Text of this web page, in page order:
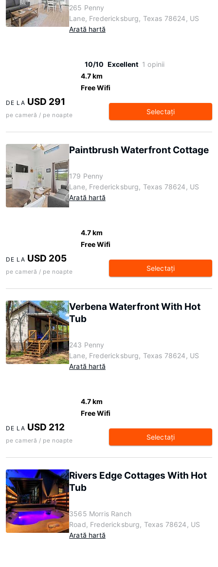
265 Penny
Lane, Fredericksburg, Texas 78624, US
Arată hartă
10/10 Excellent 1 opinii
4.7 km
Free Wifi
DE LA USD 291
pe cameră / pe noapte Selectaţi
Paintbrush Waterfront Cottage
179 Penny
Lane, Fredericksburg, Texas 78624, US
Arată hartă
4.7 km
Free Wifi
DE LA USD 205
pe cameră / pe noapte Selectaţi
Verbena Waterfront With Hot
Tub
243 Penny
Lane, Fredericksburg, Texas 78624, US
Arată hartă
4.7 km
Free Wifi
DE LA USD 212
pe cameră / pe noapte Selectaţi
Rivers Edge Cottages With Hot
Tub
3565 Morris Ranch
Road, Fredericksburg, Texas 78624, US
Arată hartă